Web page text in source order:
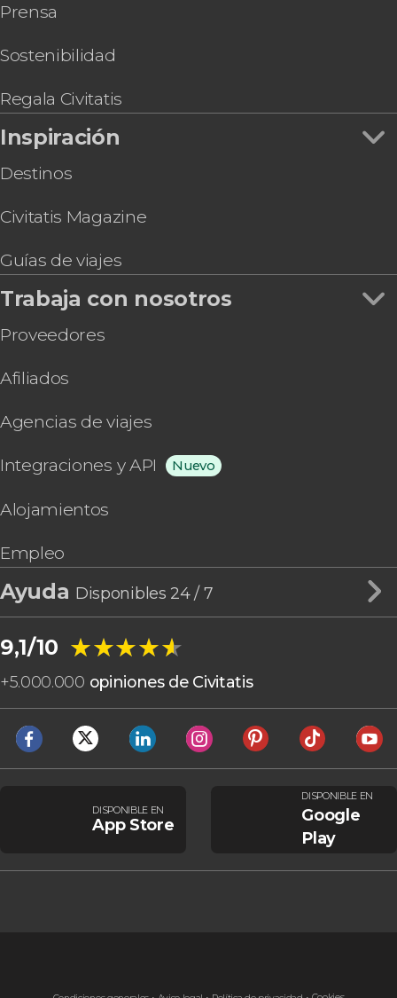
Prensa
Sostenibilidad
Regala Civitatis
Inspiración
Destinos
Civitatis Magazine
Guías de viajes
Trabaja con nosotros
Proveedores
Afiliados
Agencias de viajes
Integraciones y API Nuevo
Alojamientos
Empleo
Ayuda Disponibles 24 / 7
9,1/10 ★★★★★
★★★★★
+5.000.000 opiniones de Civitatis
DISPONIBLE EN
App Store
DISPONIBLE EN
Google
Play